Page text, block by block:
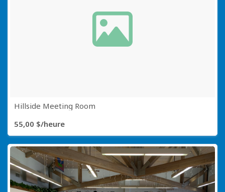
Hillside Meeting Room
55,00 $/heure